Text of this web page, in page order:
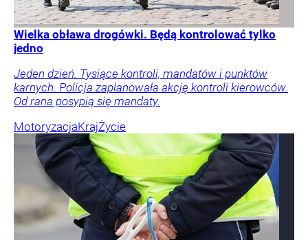
Wielka obława drogówki. Będą kontrolować tylko
jedno
Jeden dzień. Tysiące kontroli, mandatów i punktów
karnych. Policja zaplanowała akcję kontroli kierowców.
Od rana posypią się mandaty.
MotoryzacjaKrajŻycie